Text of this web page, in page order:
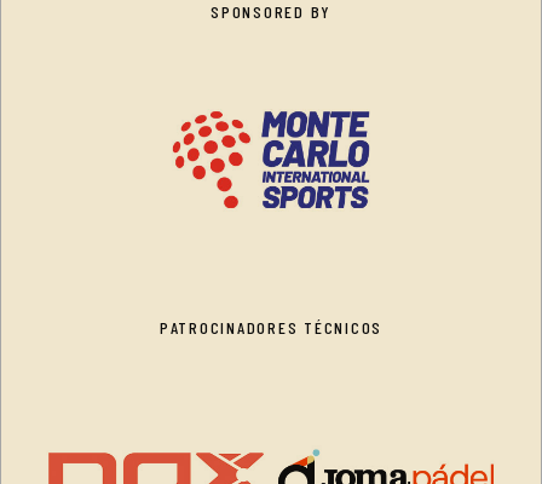
SPONSORED BY
PATROCINADORES TÉCNICOS